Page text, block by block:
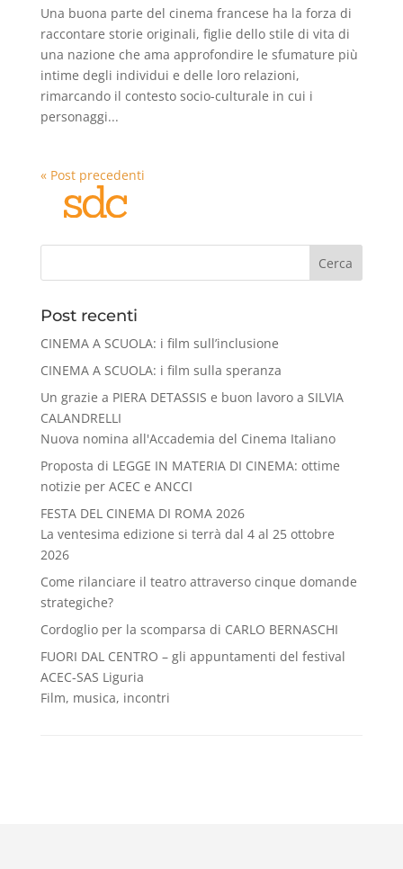
Una buona parte del cinema francese ha la forza di
raccontare storie originali, figlie dello stile di vita di
una nazione che ama approfondire le sfumature più
intime degli individui e delle loro relazioni,
rimarcando il contesto socio-culturale in cui i
personaggi...
« Post precedenti
Cerca
Post recenti
CINEMA A SCUOLA: i film sull’inclusione
CINEMA A SCUOLA: i film sulla speranza
Un grazie a PIERA DETASSIS e buon lavoro a SILVIA
CALANDRELLI
Nuova nomina all'Accademia del Cinema Italiano
Proposta di LEGGE IN MATERIA DI CINEMA: ottime
notizie per ACEC e ANCCI
FESTA DEL CINEMA DI ROMA 2026
La ventesima edizione si terrà dal 4 al 25 ottobre
2026
Come rilanciare il teatro attraverso cinque domande
strategiche?
Cordoglio per la scomparsa di CARLO BERNASCHI
FUORI DAL CENTRO – gli appuntamenti del festival
ACEC-SAS Liguria
Film, musica, incontri